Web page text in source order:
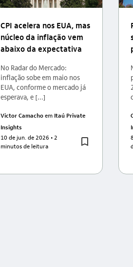
CPI acelera nos EUA, mas
núcleo da inflação vem
abaixo da expectativa
No Radar do Mercado:
inflação sobe em maio nos
EUA, conforme o mercado já
esperava, e [...]
Victor Camachoem Itaú Private
Insights
10 de jun. de 2026 • 2
minutos de leitura